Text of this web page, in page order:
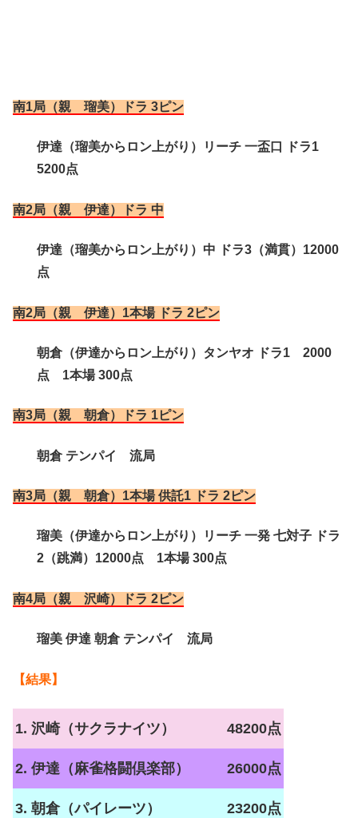
南1局（親 瑠美）ドラ 3ピン
伊達（瑠美からロン上がり）リーチ 一盃口 ドラ1
5200点
南2局（親 伊達）ドラ 中
伊達（瑠美からロン上がり）中 ドラ3（満貫）12000
点
南2局（親 伊達）1本場 ドラ 2ピン
朝倉（伊達からロン上がり）タンヤオ ドラ1 2000
点 1本場 300点
南3局（親 朝倉）ドラ 1ピン
朝倉 テンパイ 流局
南3局（親 朝倉）1本場 供託1 ドラ 2ピン
瑠美（伊達からロン上がり）リーチ 一発 七対子 ドラ
2（跳満）12000点 1本場 300点
南4局（親 沢崎）ドラ 2ピン
瑠美 伊達 朝倉 テンパイ 流局
【結果】
1. 沢崎（サクラナイツ） 48200点
2. 伊達（麻雀格闘倶楽部） 26000点
3. 朝倉（パイレーツ） 23200点